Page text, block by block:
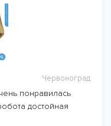
Червоноград
понравилась
достойная